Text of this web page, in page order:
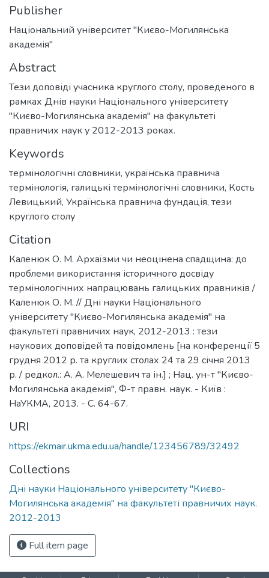
Publisher
Національний університет "Києво-Могилянська
академія"
Abstract
Тези доповіді учасника круглого столу, проведеного в
рамках Днів науки Національного університету
"Києво-Могилянська академія" на факультеті
правничих наук у 2012-2013 роках.
Keywords
термінологічні словники, українська правнича
термінологія, галицькі термінологічні словники, Кость
Левицький, Українська правнича фундація, тези
круглого столу
Citation
Каленюк О. М. Архаїзми чи неоцінена спадщина: до
проблеми використання історичного досвіду
термінологічних напрацювань галицьких правників /
Каленюк О. М. // Дні науки Національного
університету "Києво-Могилянська академія" на
факультеті правничих наук, 2012-2013 : тези
наукових доповідей та повідомлень [на конференції 5
грудня 2012 р. та круглих столах 24 та 29 січня 2013
р. / редкол.: А. А. Мелешевич та ін.] ; Нац. ун-т "Києво-
Могилянська академія", Ф-т правн. наук. - Київ :
НаУКМА, 2013. - C. 64-67.
URI
https://ekmair.ukma.edu.ua/handle/123456789/32492
Collections
Дні науки Національного університету "Києво-
Могилянська академія" на факультеті правничих наук.
2012-2013
Full item page